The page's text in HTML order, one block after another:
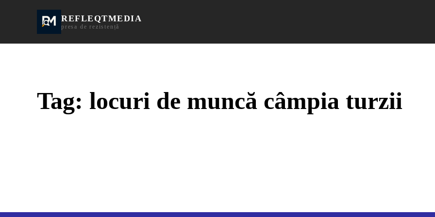
REFLEQTMEDIA
presa de rezistență
Tag: locuri de muncă câmpia turzii